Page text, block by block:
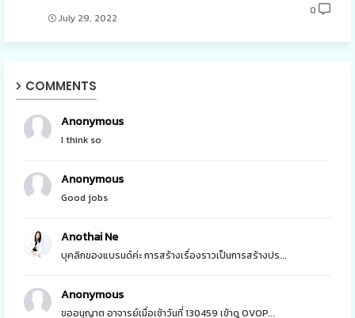
July 29, 2022
0
COMMENTS
Anonymous
I think so
Anonymous
Good jobs
Anothai Ne
บุคลิกของแบรนด์ค่ะ การสร้างเรื่องราวเป็นการสร้างปร...
Anonymous
ขออนุญาต อาจารย์เมื่อเช้าวันที่ 130459 เข้าดู OVOP...